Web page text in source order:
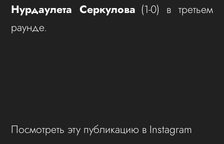
Нурдаулета Серкулова (1-0) в третьем
раунде.
Посмотреть эту публикацию в Instagram